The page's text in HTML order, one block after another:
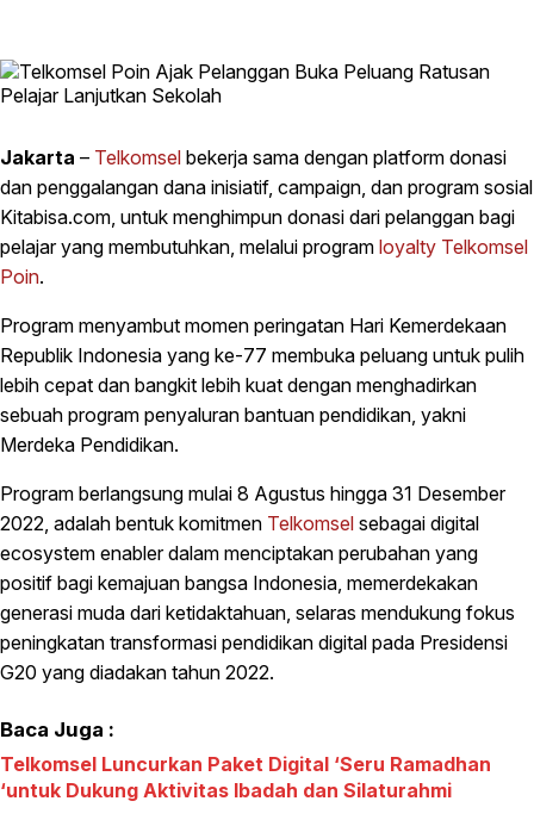
Jakarta – Telkomsel bekerja sama dengan platform donasi
dan penggalangan dana inisiatif, campaign, dan program sosial
Kitabisa.com, untuk menghimpun donasi dari pelanggan bagi
pelajar yang membutuhkan, melalui program loyalty Telkomsel
Poin.
Program menyambut momen peringatan Hari Kemerdekaan
Republik Indonesia yang ke-77 membuka peluang untuk pulih
lebih cepat dan bangkit lebih kuat dengan menghadirkan
sebuah program penyaluran bantuan pendidikan, yakni
Merdeka Pendidikan.
Program berlangsung mulai 8 Agustus hingga 31 Desember
2022, adalah bentuk komitmen Telkomsel sebagai digital
ecosystem enabler dalam menciptakan perubahan yang
positif bagi kemajuan bangsa Indonesia, memerdekakan
generasi muda dari ketidaktahuan, selaras mendukung fokus
peningkatan transformasi pendidikan digital pada Presidensi
G20 yang diadakan tahun 2022.
Baca Juga :
Telkomsel Luncurkan Paket Digital ‘Seru Ramadhan
‘untuk Dukung Aktivitas Ibadah dan Silaturahmi